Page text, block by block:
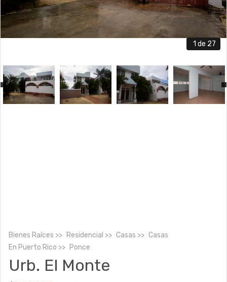
1 de 27
Bienes Raíces Residencial Casas
Casas
En Puerto Rico Ponce
Urb. El Monte